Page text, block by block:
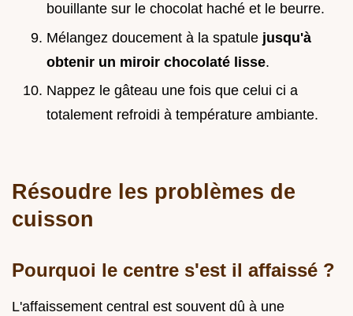
bouillante sur le chocolat haché et le beurre.
Mélangez doucement à la spatule jusqu'à
obtenir un miroir chocolaté lisse.
Nappez le gâteau une fois que celui ci a
totalement refroidi à température ambiante.
Résoudre les problèmes de
cuisson
Pourquoi le centre s'est il affaissé ?
L'affaissement central est souvent dû à une